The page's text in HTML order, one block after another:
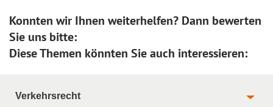
Konnten wir Ihnen weiterhelfen? Dann bewerten
Sie uns bitte:
Diese Themen könnten Sie auch interessieren:
Verkehrsrecht